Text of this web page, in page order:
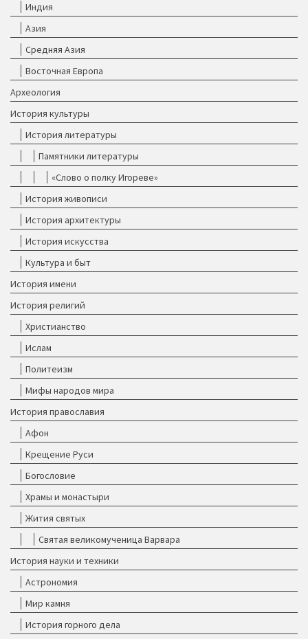
Индия
Азия
Средняя Азия
Восточная Европа
Археология
История культуры
История литературы
Памятники литературы
«Слово о полку Игореве»
История живописи
История архитектуры
История искусства
Культура и быт
История имени
История религий
Христианство
Ислам
Политеизм
Мифы народов мира
История православия
Афон
Крещение Руси
Богословие
Храмы и монастыри
Жития святых
Святая великомученица Варвара
История науки и техники
Астрономия
Мир камня
История горного дела